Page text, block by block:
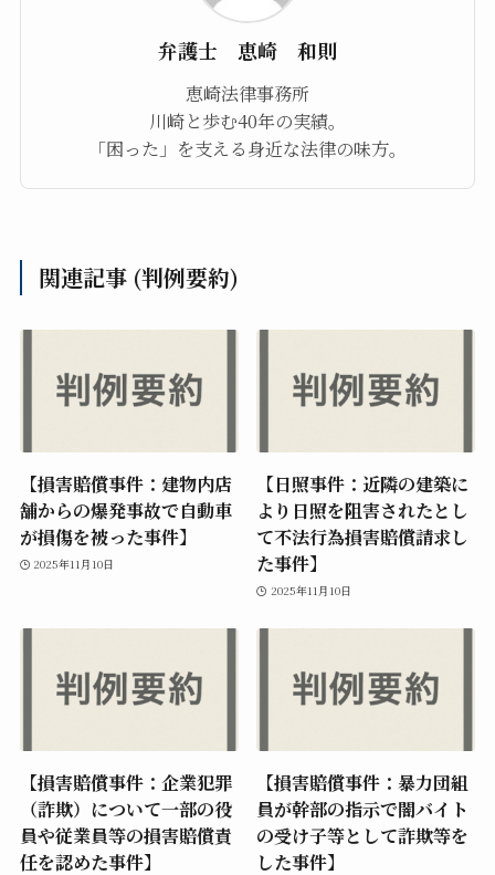
弁護士 恵崎 和則
恵崎法律事務所
川崎と歩む40年の実績。
「困った」を支える身近な法律の味方。
関連記事 (判例要約)
【損害賠償事件：建物内店
舗からの爆発事故で自動車
が損傷を被った事件】
2025年11月10日
【日照事件：近隣の建築に
より日照を阻害されたとし
て不法行為損害賠償請求し
た事件】
2025年11月10日
【損害賠償事件：企業犯罪
（詐欺）について一部の役
員や従業員等の損害賠償責
任を認めた事件】
【損害賠償事件：暴力団組
員が幹部の指示で闇バイト
の受け子等として詐欺等を
した事件】